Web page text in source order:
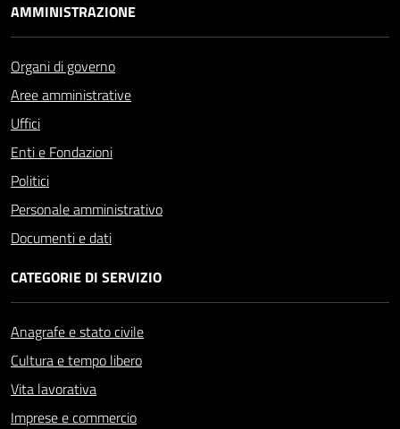
AMMINISTRAZIONE
Organi di governo
Aree amministrative
Uffici
Enti e Fondazioni
Politici
Personale amministrativo
Documenti e dati
CATEGORIE DI SERVIZIO
Anagrafe e stato civile
Cultura e tempo libero
Vita lavorativa
Imprese e commercio